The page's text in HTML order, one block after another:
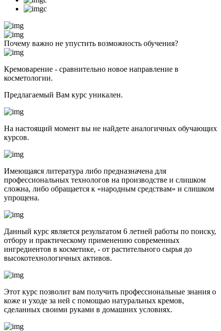
Почему важно не упустить возможность обучения?
Кремоварение - сравнительно новое направление в
косметологии.
Предлагаемый Вам курс уникален.
На настоящий момент вы не найдете аналогичных обучающих
курсов.
Имеющаяся литература либо предназначена для
профессиональных технологов на производстве и слишком
сложна, либо обращается к «народным средствам» и слишком
упрощена.
Данный курс является результатом 6 летней работы по поиску,
отбору и практическому применению современных
ингредиентов в косметике, - от растительного сырья до
высокотехнологичных активов.
Этот курс позволит вам получить профессиональные знания о
коже и уходе за ней с помощью натуральных кремов,
сделанных своими руками в домашних условиях.